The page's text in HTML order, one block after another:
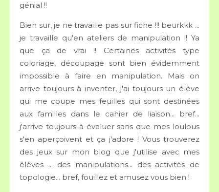
génial !!
Bien sur, je ne travaille pas sur fiche !!! beurkkk ...
je travaille qu'en ateliers de manipulation !! Ya
que ça de vrai !! Certaines activités type
coloriage, découpage sont bien évidemment
impossible à faire en manipulation. Mais on
arrive toujours à inventer, j'ai toujours un élève
qui me coupe mes feuilles qui sont destinées
aux familles dans le cahier de liaison... bref...
j'arrive toujours à évaluer sans que mes loulous
s'en aperçoivent et ça j'adore ! Vous trouverez
des jeux sur mon blog que j'utilise avec mes
élèves ... des manipulations... des activités de
topologie... bref, fouillez et amusez vous bien !